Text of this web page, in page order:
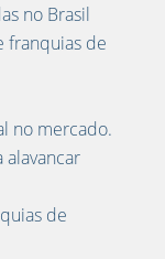
no Brasil
franquias de
no mercado.
de